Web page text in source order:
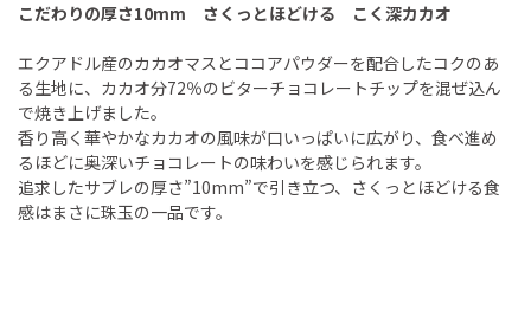
こだわりの厚さ10mm さくっとほどける こく深カカオ
エクアドル産のカカオマスとココアパウダーを配合したコクのあ
る生地に、カカオ分72％のビターチョコレートチップを混ぜ込ん
で焼き上げました。
香り高く華やかなカカオの風味が口いっぱいに広がり、食べ進め
るほどに奥深いチョコレートの味わいを感じられます。
追求したサブレの厚さ”10mm”で引き立つ、さくっとほどける食
感はまさに珠玉の一品です。